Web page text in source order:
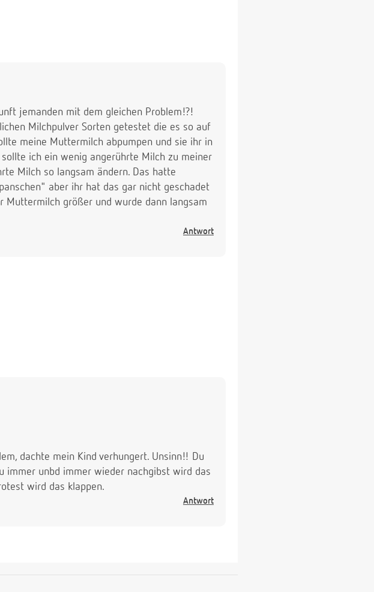
jemanden mit dem gleichen Problem!?!
Milchpulver Sorten getestet die es so auf
meine Muttermilch abpumpen und sie ihr in
ich ein wenig angerührte Milch zu meiner
Milch so langsam ändern. Das hatte
aber ihr hat das gar nicht geschadet
Muttermilch größer und wurde dann langsam
Antwort
dachte mein Kind verhungert. Unsinn!! Du
immer unbd immer wieder nachgibst wird das
wird das klappen.
Antwort